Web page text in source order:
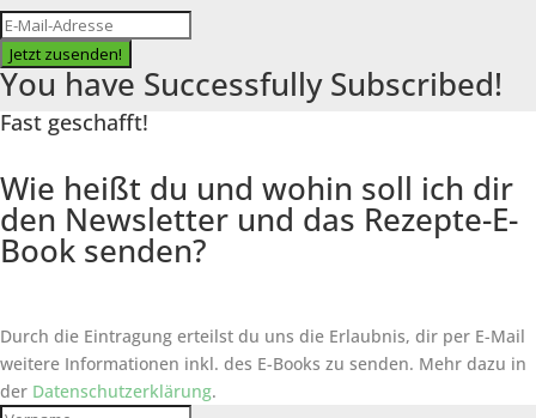
Jetzt zusenden!
You have Successfully Subscribed!
Fast geschafft!
Wie heißt du und wohin soll ich dir
den Newsletter und das Rezepte-E-
Book senden?
Durch die Eintragung erteilst du uns die Erlaubnis, dir per E-Mail
weitere Informationen inkl. des E-Books zu senden. Mehr dazu in
der Datenschutzerklärung.